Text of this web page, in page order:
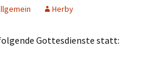
Herby
Gottesdienste statt: